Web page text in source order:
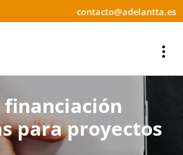
contacto@adelantta.es
financiación
para proyectos